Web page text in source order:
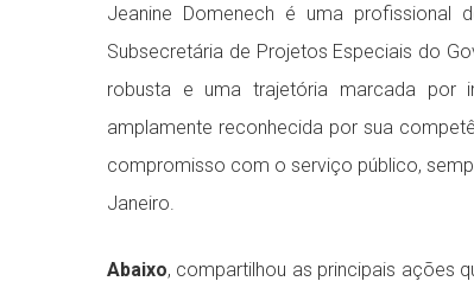
Jeanine Domenech é uma
Subsecretária de Projetos Especiais do
robusta e uma trajetória marcada por
amplamente reconhecida por sua
compromisso com o serviço público,
Janeiro.
Abaixo, compartilhou as principais ações